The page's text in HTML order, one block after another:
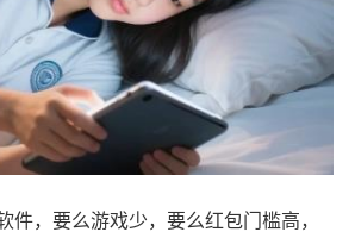
件，要么游戏少，要么红包门槛高，